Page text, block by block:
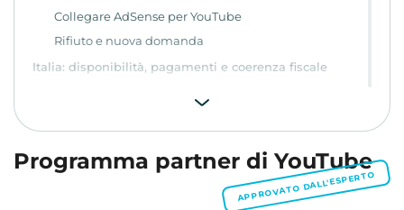
Collegare AdSense per YouTube
Rifiuto e nuova domanda
Italia: disponibilità, pagamenti e coerenza fiscale
Integrazioni dirette e valore dell'attenzione
CPA e link di affiliazione
Programma partner di YouTube
APPROVATO DALL'ESPERTO